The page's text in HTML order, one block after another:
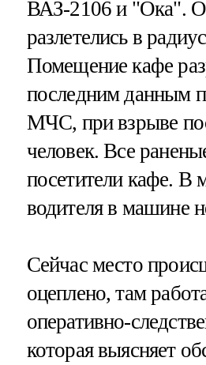
ВАЗ-2106 и "Ока".
разлетелись в
Помещение кафе
последним данным
МЧС, при взрыве
человек. Все
посетители кафе. В
водителя в машине
Сейчас место
оцеплено, там
оперативно-
которая выясняет